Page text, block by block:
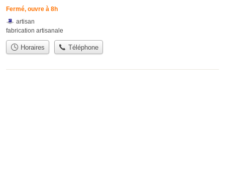
Fermé, ouvre à 8h
artisan
fabrication artisanale
Horaires Téléphone